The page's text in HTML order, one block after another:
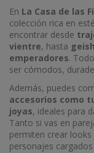
En La Casa de las
colección rica en
encontrar desde
vientre, hasta
emperadores.
ser cómodos,
Además, puedes
accesorios como
joyas, ideales para
Tanto si vas en
permiten crear
personajes